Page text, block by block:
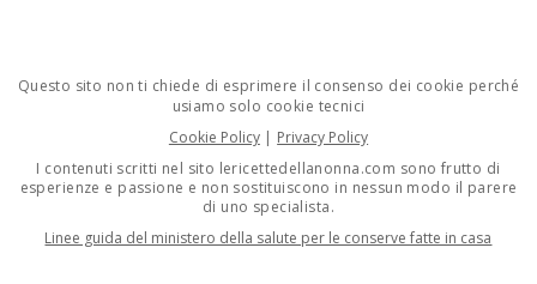
Questo sito non ti chiede di esprimere il consenso dei cookie perché
usiamo solo cookie tecnici
Cookie Policy| Privacy Policy
I contenuti scritti nel sito lericettedellanonna.com sono frutto di
esperienze e passione e non sostituiscono in nessun modo il parere
di uno specialista.
Linee guida del ministero della salute per le conserve fatte in casa